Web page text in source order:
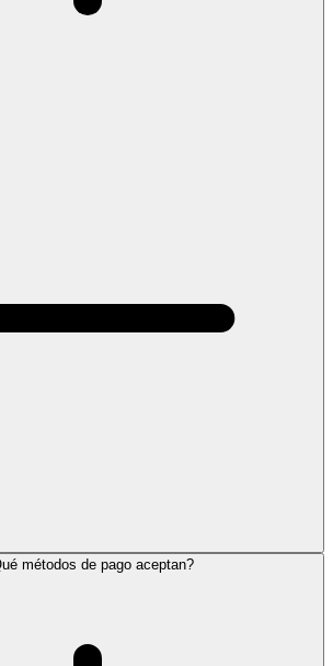
métodos de pago aceptan?